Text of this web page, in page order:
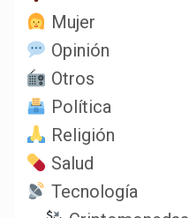
Mujer
Opinión
Otros
Política
Religión
Salud
Tecnología